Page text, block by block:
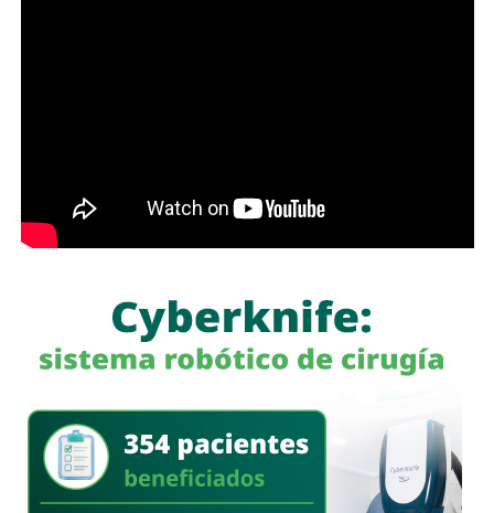
punto de venta de drogas